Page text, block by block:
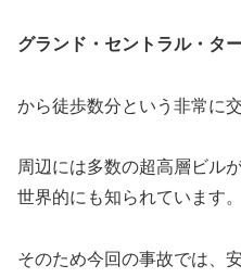
グランド・セントラル・タ
から徒歩数分という非常に
周辺には多数の超高層ビル
世界的にも知られています。
そのため今回の事故では、